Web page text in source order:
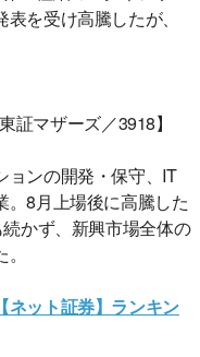
を受け高騰したが、
証マザーズ／3918】
ンの開発・保守、IT
8月上場後に高騰した
かず、新興市場全体の
ネット証券】ランキン